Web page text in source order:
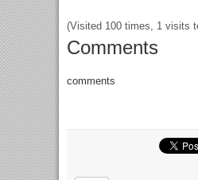
(Visited 100 times, 1 visits
Comments
comments